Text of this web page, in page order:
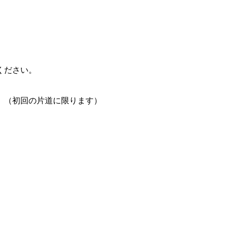
さい。
初回の片道に限ります）